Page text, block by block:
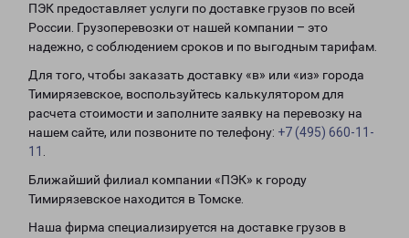
ПЭК предоставляет услуги по доставке грузов по всей
России. Грузоперевозки от нашей компании – это
надежно, с соблюдением сроков и по выгодным тарифам.
Для того, чтобы заказать доставку «в» или «из» города
Тимирязевское, воспользуйтесь калькулятором для
расчета стоимости и заполните заявку на перевозку на
нашем сайте, или позвоните по телефону: +7 (495) 660-11-
11
Ближайший филиал компании «ПЭК» к городу
Тимирязевское находится в Томске.
Наша фирма специализируется на доставке грузов в